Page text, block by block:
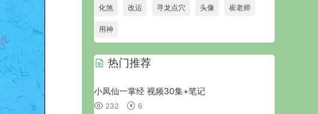
化煞 改运 寻龙点穴 头像 崔老师
用神
热门推荐
小凤仙一掌经 视频30集+笔记
232 6